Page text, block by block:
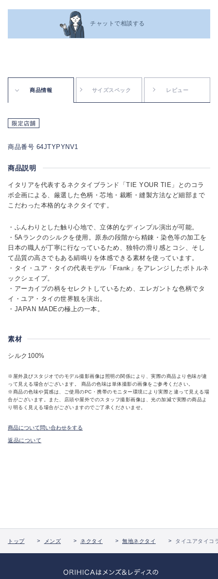
チャットで相談する
商品情報 サイズスペック レビュー
商品番号 64JTYPYNV1
商品説明
イタリアを代表するネクタイブランド「TIE YOUR TIE」とのコラ
ボ企画による、厳選した色柄・芯地・裁断・縫製方法など細部まで
こだわった本格的なネクタイです。
・ふんわりとした触り心地で、立体的なディンプル演出が可能。
・5Aランクのシルクを使用。原糸の段階から精錬・染色等の加工を
日本の職人が丁寧に行なっているため、独特の滑り感とコシ、そし
て品質の高さでもある絹鳴りを体感できる素材を使っています。
・タイ・ユア・タイの代表モデル「Frank」をアレンジしたボトルネ
ックシェイプ。
・アーカイブの柄をセレクトしているため、エレガントな色柄でタ
イ・ユア・タイの世界観を演出。
・JAPAN MADEの極上の一本。
素材
シルク100%
※屋外及びスタジオでのモデル撮影画像は照明の関係により、実際の商品より色味が違
って見える場合がございます。 商品の色味は単体撮影の画像をご参考ください。
※商品の色味や質感は、ご使用のPC・携帯のモニター環境により実際と違って見える場
合がございます。また、店頭や屋外でのスタッフ撮影画像は、光の加減で実際の商品よ
り明るく見える場合がございますのでご了承くださいませ。
商品について問い合わせをする
返品について
トップ メンズ ネクタイ 無地ネクタイ タイユアタイコ